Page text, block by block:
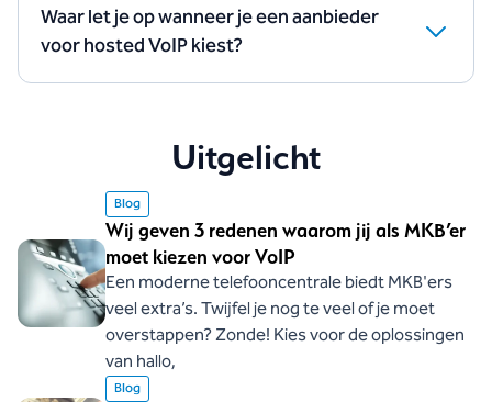
inkomende gesprekken verwerken of vaste en
mobiele bereikbaarheid willen combineren, kiezen
vaak voor Hosted VoIP, omdat beheer en instellingen
naar e-mail. Deze functies zijn standaard bij onze
Hosted VoIP-pakketteninbegrepen zonder extra
kosten.
Waar let je op wanneer je een aanbieder
voor hosted VoIP kiest?
zekerheid op de lange termijn.
Uitgelicht
Blog
Wij geven 3 redenen waarom jij als MKB’er
moet kiezen voor VoIP
Een moderne telefooncentrale biedt MKB'ers
veel extra’s. Twijfel je nog te veel of je moet
overstappen? Zonde! Kies voor de oplossingen
van hallo,
Blog